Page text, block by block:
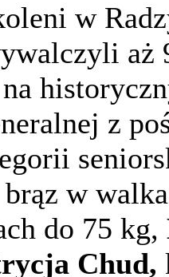
w
aż
z
brąz w
do 75 kg,
Chud,